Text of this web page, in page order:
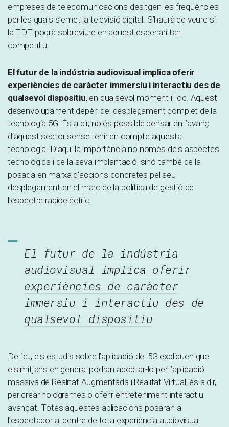
empreses de telecomunicacions desitgen les freqüències
per les quals s’emet la televisió digital. S’haurà de veure si
la TDT podrà sobreviure en aquest escenari tan
competitiu.
El futur de la indústria audiovisual implica oferir
experiències de caràcter immersiu i interactiu des de
qualsevol dispositiu, en qualsevol moment i lloc. Aquest
desenvolupament depèn del desplegament complet de la
tecnologia 5G. És a dir, no és possible pensar en l’avanç
d’aquest sector sense tenir en compte aquesta
tecnologia. D’aquí la importància no només dels aspectes
tecnològics i de la seva implantació, sinó també de la
posada en marxa d’accions concretes pel seu
desplegament en el marc de la política de gestió de
l’espectre radioelèctric.
El futur de la indústria
audiovisual implica oferir
experiències de caràcter
immersiu i interactiu des de
qualsevol dispositiu
De fet, els estudis sobre l’aplicació del 5G expliquen que
els mitjans en general podran adoptar-lo per l’aplicació
massiva de Realitat Augmentada i Realitat Virtual, és a dir,
per crear hologrames o oferir entreteniment interactiu
avançat. Totes aquestes aplicacions posaran a
l’espectador al centre de tota experiència audiovisual.